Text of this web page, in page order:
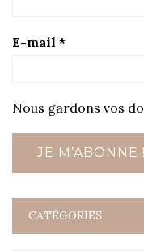
E-mail *
Nous gardons vos
CATÉGORIES